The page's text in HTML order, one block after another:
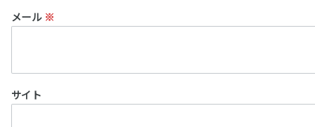
メール ※
サイト